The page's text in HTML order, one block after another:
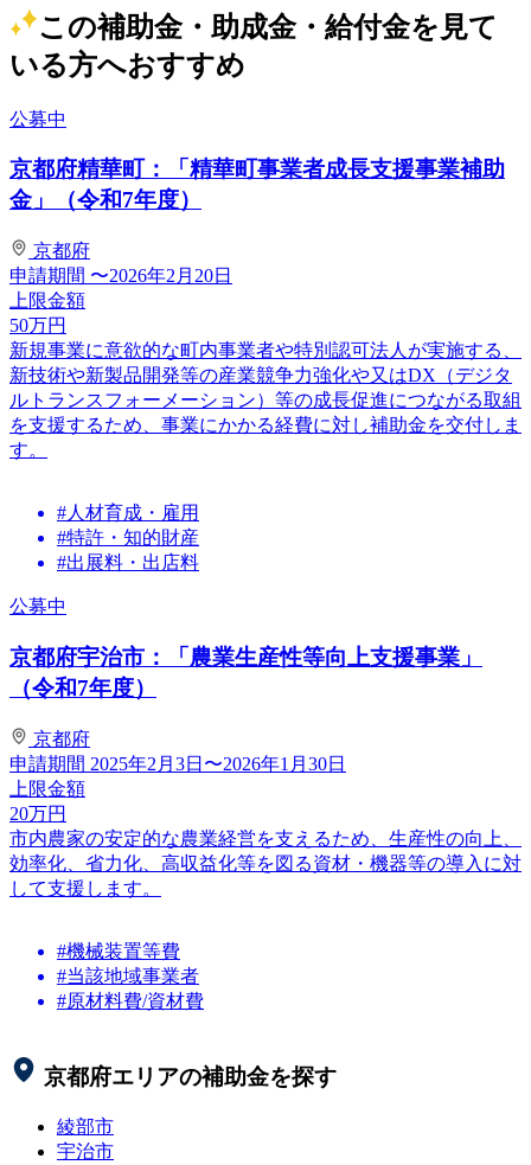
この補助金・助成金・給付金を見て
いる方へおすすめ
公募中
京都府精華町：「精華町事業者成長支援事業補助
金」（令和7年度）
京都府
申請期間 〜2026年2月20日
上限金額
50万円
新規事業に意欲的な町内事業者や特別認可法人が実施する、
新技術や新製品開発等の産業競争力強化や又はDX（デジタ
ルトランスフォーメーション）等の成長促進につながる取組
を支援するため、事業にかかる経費に対し補助金を交付しま
す。
#人材育成・雇用
#特許・知的財産
#出展料・出店料
公募中
京都府宇治市：「農業生産性等向上支援事業」
（令和7年度）
京都府
申請期間 2025年2月3日〜2026年1月30日
上限金額
20万円
市内農家の安定的な農業経営を支えるため、生産性の向上、
効率化、省力化、高収益化等を図る資材・機器等の導入に対
して支援します。
#機械装置等費
#当該地域事業者
#原材料費/資材費
京都府エリアの補助金を探す
綾部市
宇治市